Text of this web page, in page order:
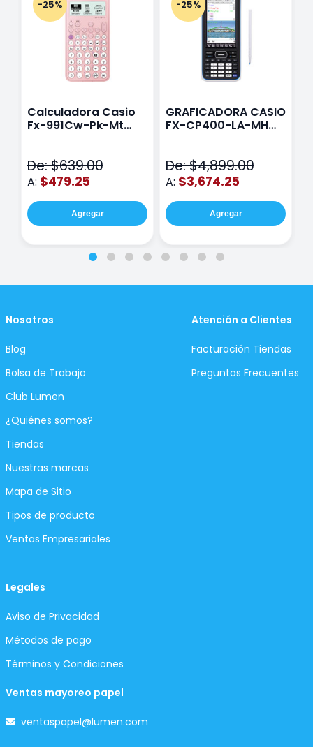
-25%
Calculadora Casio
Fx-991Cw-Pk-Mt
De: $639.00
A: $479.25
Agregar
-25%
GRAFICADORA CASIO
FX-CP400-LA-MH
De: $4,899.00
A: $3,674.25
Agregar
Nosotros
Blog
Bolsa de Trabajo
Club Lumen
¿Quiénes somos?
Tiendas
Nuestras marcas
Mapa de Sitio
Tipos de producto
Ventas Empresariales
Atención a Clientes
Facturación Tiendas
Preguntas Frecuentes
Legales
Aviso de Privacidad
Métodos de pago
Términos y Condiciones
Ventas mayoreo papel
ventaspapel@lumen.com